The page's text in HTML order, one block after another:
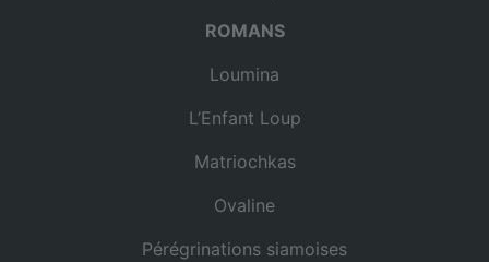
ROMANS
Loumina
L’Enfant Loup
Matriochkas
Ovaline
Pérégrinations siamoises